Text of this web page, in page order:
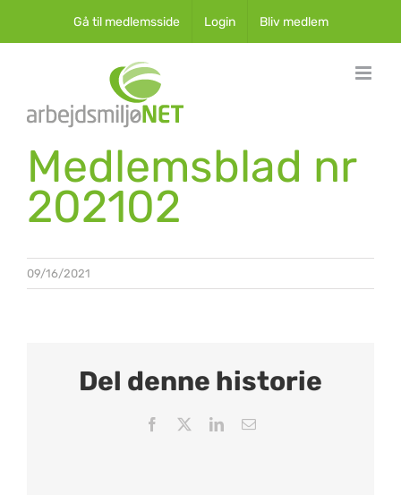
to
Gå til medlemsside Login Bliv medlem
Medlemsblad nr
202102
09/16/2021
Del denne historie
Facebook LinkedInEmail